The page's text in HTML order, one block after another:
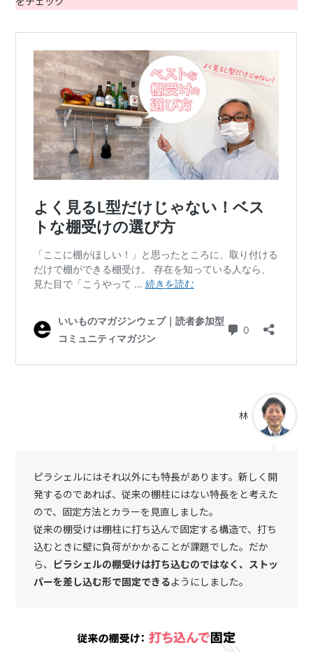
林
ピラシェルにはそれ以外にも特長があります。新しく開
発するのであれば、従来の棚柱にはない特長をと考えた
ので、固定方法とカラーを見直しました。
従来の棚受けは棚柱に打ち込んで固定する構造で、打ち
込むときに壁に負荷がかかることが課題でした。だか
ら、 ピラシェルの棚受けは打ち込むのではなく、ストッ
パーを差し込む形で固定できるようにしました。